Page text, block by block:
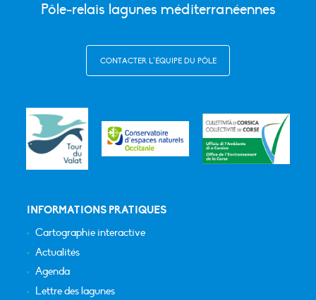
Pôle-relais lagunes méditerranéennes
CONTACTER L’ÉQUIPE DU PÔLE
INFORMATIONS PRATIQUES
Cartographie interactive
Actualités
Agenda
Lettre des lagunes